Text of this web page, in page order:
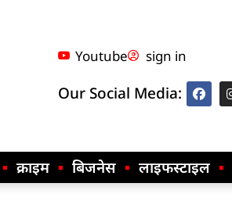
Youtube sign in
Our Social Media:
क्राइम बिजनेस लाइफस्टाइल